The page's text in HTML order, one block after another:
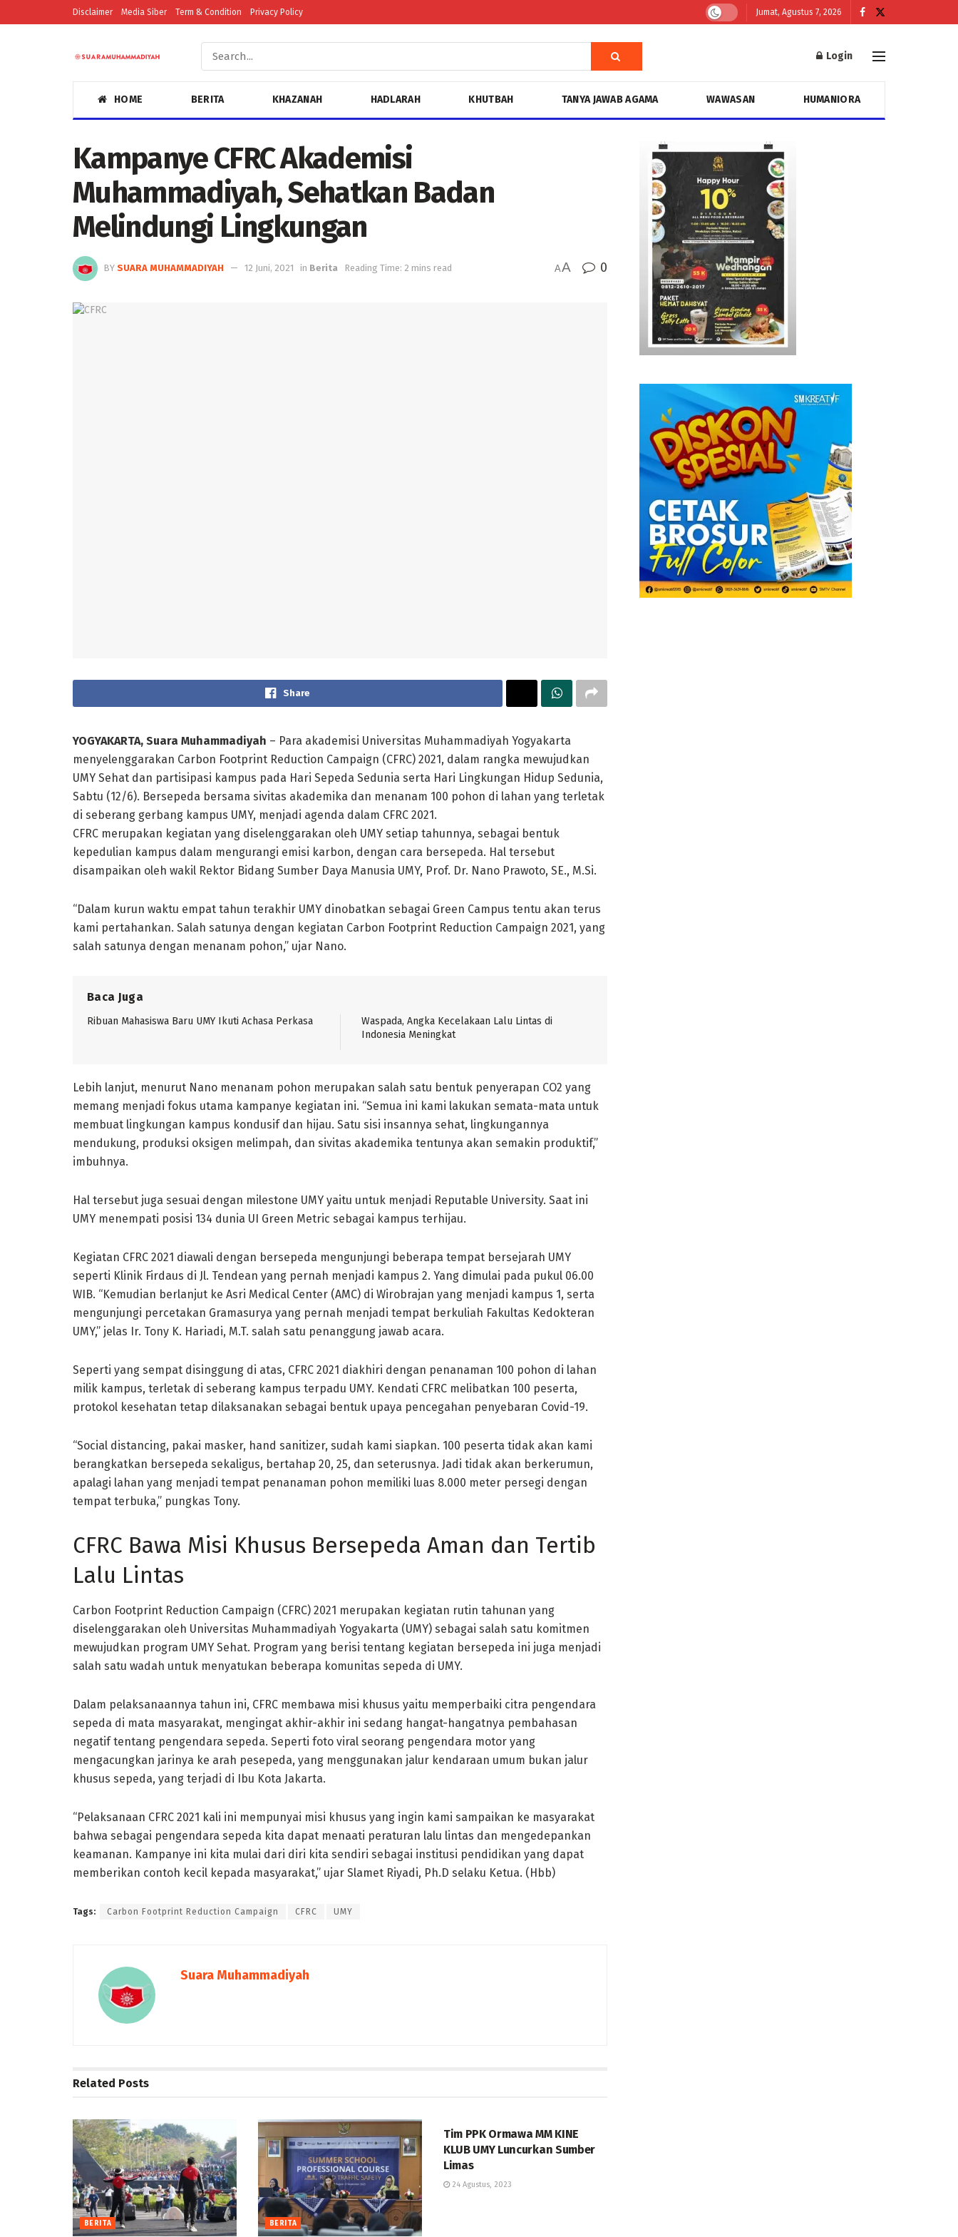
Disclaimer Media Siber Term & Condition Privacy Policy Jumat, Agustus 7, 2026
Login
HOME BERITA KHAZANAH HADLARAH KHUTBAH TANYA JAWAB AGAMA WAWASAN HUMANIORA
Kampanye CFRC Akademisi
Muhammadiyah, Sehatkan Badan
Melindungi Lingkungan
BY SUARA MUHAMMADIYAH 12 Juni, 2021 in Berita Reading Time: 2 mins read AA 0
Share
YOGYAKARTA, Suara Muhammadiyah – Para akademisi Universitas Muhammadiyah Yogyakarta
menyelenggarakan Carbon Footprint Reduction Campaign (CFRC) 2021, dalam rangka mewujudkan
UMY Sehat dan partisipasi kampus pada Hari Sepeda Sedunia serta Hari Lingkungan Hidup Sedunia,
Sabtu (12/6). Bersepeda bersama sivitas akademika dan menanam 100 pohon di lahan yang terletak
di seberang gerbang kampus UMY, menjadi agenda dalam CFRC 2021.
CFRC merupakan kegiatan yang diselenggarakan oleh UMY setiap tahunnya, sebagai bentuk
kepedulian kampus dalam mengurangi emisi karbon, dengan cara bersepeda. Hal tersebut
disampaikan oleh wakil Rektor Bidang Sumber Daya Manusia UMY, Prof. Dr. Nano Prawoto, SE., M.Si.
“Dalam kurun waktu empat tahun terakhir UMY dinobatkan sebagai Green Campus tentu akan terus
kami pertahankan. Salah satunya dengan kegiatan Carbon Footprint Reduction Campaign 2021, yang
salah satunya dengan menanam pohon,” ujar Nano.
Baca Juga
Ribuan Mahasiswa Baru UMY Ikuti Achasa Perkasa
Waspada, Angka Kecelakaan Lalu Lintas di
Indonesia Meningkat
Lebih lanjut, menurut Nano menanam pohon merupakan salah satu bentuk penyerapan CO2 yang
memang menjadi fokus utama kampanye kegiatan ini. “Semua ini kami lakukan semata-mata untuk
membuat lingkungan kampus kondusif dan hijau. Satu sisi insannya sehat, lingkungannya
mendukung, produksi oksigen melimpah, dan sivitas akademika tentunya akan semakin produktif,”
imbuhnya.
Hal tersebut juga sesuai dengan milestone UMY yaitu untuk menjadi Reputable University. Saat ini
UMY menempati posisi 134 dunia UI Green Metric sebagai kampus terhijau.
Kegiatan CFRC 2021 diawali dengan bersepeda mengunjungi beberapa tempat bersejarah UMY
seperti Klinik Firdaus di Jl. Tendean yang pernah menjadi kampus 2. Yang dimulai pada pukul 06.00
WIB. “Kemudian berlanjut ke Asri Medical Center (AMC) di Wirobrajan yang menjadi kampus 1, serta
mengunjungi percetakan Gramasurya yang pernah menjadi tempat berkuliah Fakultas Kedokteran
UMY,” jelas Ir. Tony K. Hariadi, M.T. salah satu penanggung jawab acara.
Seperti yang sempat disinggung di atas, CFRC 2021 diakhiri dengan penanaman 100 pohon di lahan
milik kampus, terletak di seberang kampus terpadu UMY. Kendati CFRC melibatkan 100 peserta,
protokol kesehatan tetap dilaksanakan sebagai bentuk upaya pencegahan penyebaran Covid-19.
“Social distancing, pakai masker, hand sanitizer, sudah kami siapkan. 100 peserta tidak akan kami
berangkatkan bersepeda sekaligus, bertahap 20, 25, dan seterusnya. Jadi tidak akan berkerumun,
apalagi lahan yang menjadi tempat penanaman pohon memiliki luas 8.000 meter persegi dengan
tempat terbuka,” pungkas Tony.
CFRC Bawa Misi Khusus Bersepeda Aman dan Tertib
Lalu Lintas
Carbon Footprint Reduction Campaign (CFRC) 2021 merupakan kegiatan rutin tahunan yang
diselenggarakan oleh Universitas Muhammadiyah Yogyakarta (UMY) sebagai salah satu komitmen
mewujudkan program UMY Sehat. Program yang berisi tentang kegiatan bersepeda ini juga menjadi
salah satu wadah untuk menyatukan beberapa komunitas sepeda di UMY.
Dalam pelaksanaannya tahun ini, CFRC membawa misi khusus yaitu memperbaiki citra pengendara
sepeda di mata masyarakat, mengingat akhir-akhir ini sedang hangat-hangatnya pembahasan
negatif tentang pengendara sepeda. Seperti foto viral seorang pengendara motor yang
mengacungkan jarinya ke arah pesepeda, yang menggunakan jalur kendaraan umum bukan jalur
khusus sepeda, yang terjadi di Ibu Kota Jakarta.
“Pelaksanaan CFRC 2021 kali ini mempunyai misi khusus yang ingin kami sampaikan ke masyarakat
bahwa sebagai pengendara sepeda kita dapat menaati peraturan lalu lintas dan mengedepankan
keamanan. Kampanye ini kita mulai dari diri kita sendiri sebagai institusi pendidikan yang dapat
memberikan contoh kecil kepada masyarakat,” ujar Slamet Riyadi, Ph.D selaku Ketua. (Hbb)
Tags: Carbon Footprint Reduction Campaign CFRC UMY
Suara Muhammadiyah
Related Posts
BERITA BERITA
Tim PPK Ormawa MM KINE
KLUB UMY Luncurkan Sumber
Limas
24 Agustus, 2023